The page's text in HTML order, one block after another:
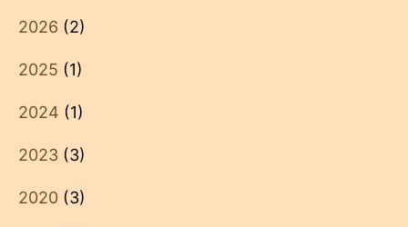
2026 (2)
2025 (1)
2024 (1)
2023 (3)
2020 (3)